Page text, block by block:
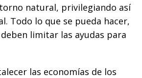
natural, privilegiando así
Todo lo que se pueda hacer,
limitar las ayudas para
las economías de los